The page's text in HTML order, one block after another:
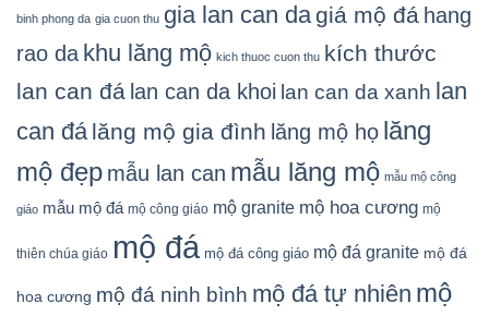
binh phong da gia cuon thu gia lan can dagiá mộ đá hang
rao da khu lăng mộ kich thuoc cuon thu kích thước
lan can đá lan can da khoi lan can da xanh lan
can đá lăng mộ gia đình lăng mộ họ lăng
mộ đẹp mẫu lan can mẫu lăng mộ mẫu mộ công
giáo mẫu mộ đá mộ công giáo mộ granite mộ hoa cương mộ
thiên chúa giáo mộ đá mộ đá công giáo mộ đá granite mộ đá
hoa cương mộ đá ninh bình mộ đá tự nhiên mộ